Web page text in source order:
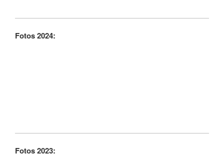
Fotos 2024:
Fotos 2023: